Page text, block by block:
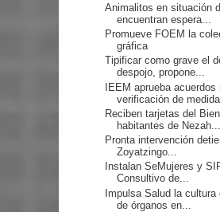
Animalitos en situación
encuentran espera...
Promueve FOEM la
gráfica
Tipificar como grave el
despojo, propone...
IEEM aprueba acuerdos
verificación de
Reciben tarjetas del
habitantes de Nezah...
Pronta intervención
Zoyatzingo...
Instalan SeMujeres y
Consultivo de...
Impulsa Salud la cultura
de órganos en...